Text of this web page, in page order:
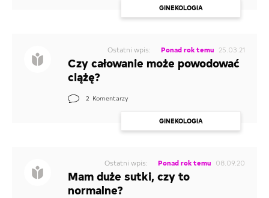
GINEKOLOGIA
Ostatni wpis: Ponad rok temu 25.03.21
Czy całowanie może powodować
ciążę?
2 Komentarzy
GINEKOLOGIA
Ostatni wpis: Ponad rok temu 08.09.20
Mam duże sutki, czy to
normalne?